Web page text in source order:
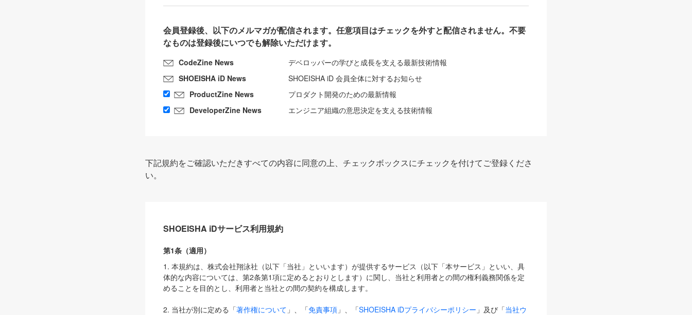
会員登録後、以下のメルマガが配信されます。任意項目はチェックを外すと配信されません。不要
なものは登録後にいつでも解除いただけます。
CodeZine News
デベロッパーの学びと成長を支える最新技術情報
SHOEISHA iD News
SHOEISHA iD 会員全体に対するお知らせ
ProductZine News
プロダクト開発のための最新情報
DeveloperZine News
エンジニア組織の意思決定を支える技術情報
下記規約をご確認いただきすべての内容に同意の上、チェックボックスにチェックを付けてご登録くださ
い。
SHOEISHA iDサービス利用規約
第1条（適用）
1. 本規約は、株式会社翔泳社（以下「当社」といいます）が提供するサービス（以下「本サービス」といい、具
体的な内容については、第2条第1項に定めるとおりとします）に関し、当社と利用者との間の権利義務関係を定
めることを目的とし、利用者と当社との間の契約を構成します。
2. 当社が別に定める「著作権について 」、「免責事項 」、「SHOEISHA iDプライバシーポリシー 」及び「当社ウ